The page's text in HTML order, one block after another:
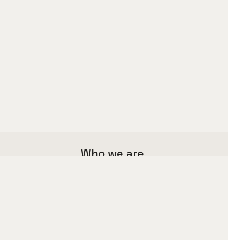
Who we are.